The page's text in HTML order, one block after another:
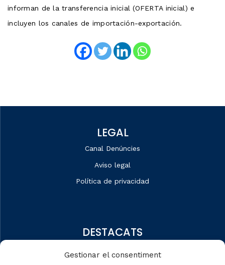
Gestionar el consentiment
informan de la transferencia inicial (OFERTA inicial) e
incluyen los canales de importación-exportación.
LEGAL
Canal Denúncies
Aviso legal
Política de privacidad
DESTACATS